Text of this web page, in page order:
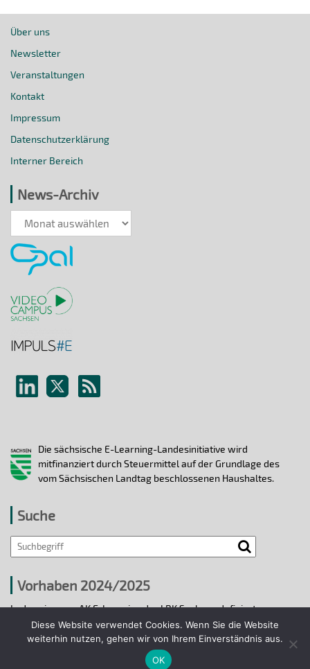
Über uns
Newsletter
Veranstaltungen
Kontakt
Impressum
Datenschutzerklärung
Interner Bereich
News-Archiv
News-
Archiv
Die sächsische E-Learning-Landesinitiative wird
mitfinanziert durch Steuermittel auf der Grundlage des
vom Sächsischen Landtag beschlossenen Haushaltes.
Suche
Vorhaben 2024/2025
In den vier vom AK E-Learning der LRK Sachsen definierten
strategischen Handlungsfeldern 2024/25 wurden bis 31.12.2025
ausgewählte E-Learning-Hochschulvorhaben durchgeführt.
Diese Website verwendet Cookies. Wenn Sie die Website
weiterhin nutzen, gehen wir von Ihrem Einverständnis aus.
OK